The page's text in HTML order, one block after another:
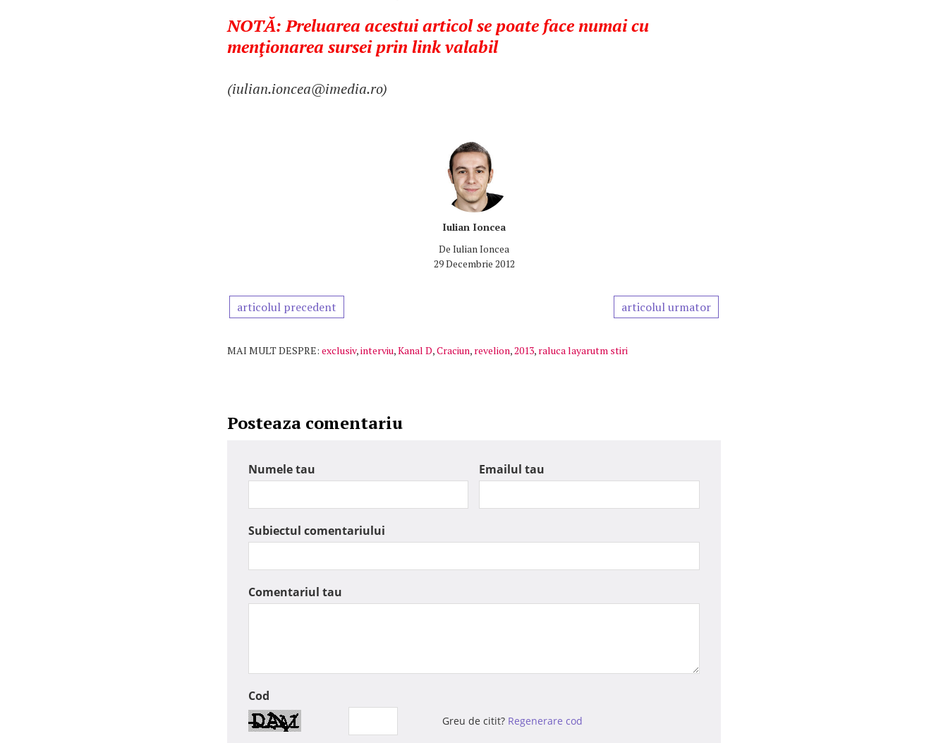
NOTĂ: Preluarea acestui articol se poate face numai cu
menţionarea sursei prin link valabil
(iulian.ioncea@imedia.ro)
Iulian Ioncea
De Iulian Ioncea
29 Decembrie 2012
articolul precedent articolul urmator
MAI MULT DESPRE: exclusiv,interviu,Kanal D,Craciun, revelion,2013, raluca layarutm stiri
Posteaza comentariu
Numele tau Emailul tau
Subiectul comentariului
Comentariul tau
Cod
Greu de citit? Regenerare cod